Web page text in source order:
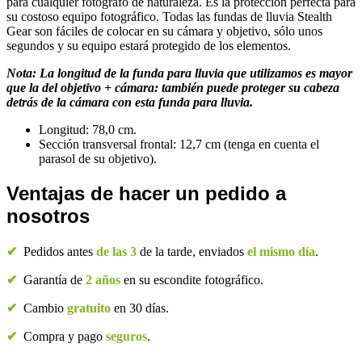
su costoso equipo fotográfico. Todas las fundas de lluvia Stealth
Gear son fáciles de colocar en su cámara y objetivo, sólo unos
segundos y su equipo estará protegido de los elementos.
Nota: La longitud de la funda para lluvia que utilizamos es mayor
que la del objetivo + cámara: también puede proteger su cabeza
detrás de la cámara con esta funda para lluvia.
Longitud: 78,0 cm.
Sección transversal frontal: 12,7 cm (tenga en cuenta el
parasol de su objetivo).
Ventajas de hacer un pedido a
nosotros
✔ Pedidos antes de las 3 de la tarde, enviados el mismo día.
✔ Garantía de 2 años en su escondite fotográfico.
✔ Cambio gratuito en 30 días.
✔ Compra y pago seguros.